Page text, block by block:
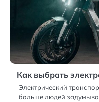
Как выбрать
Электрический
больше людей